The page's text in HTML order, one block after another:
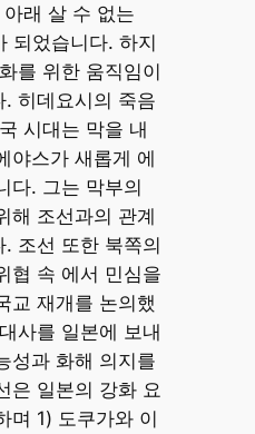
래 살 수 없는
되었습니다. 하지
를 위한 움직임이
히데요시의 죽음
시대는 막을 내
야스가 새롭게 에
다. 그는 막부의
해 조선과의 관계
조선 또한 북쪽의
협 속 에서 민심을
교 재개를 논의했
사를 일본에 보내
성과 화해 의지를
은 일본의 강화 요
며 1) 도쿠가와 이